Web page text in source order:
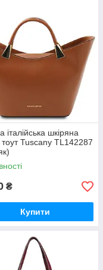
італійська шкіряна
Tuscany TL142287
₴
Купити